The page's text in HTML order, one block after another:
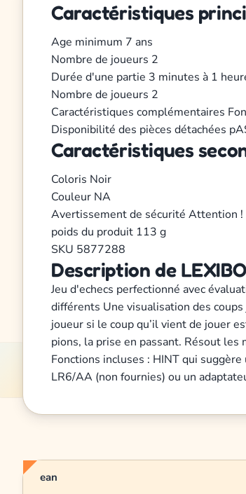
Caractéristiques
Age minimum 7 ans
Nombre de joueurs 2
Durée d'une partie 3 minutes à 1
Nombre de joueurs 2
Caractéristiques complémentaires
Disponibilité des pièces détachées
Caractéristiques
Coloris Noir
Couleur NA
Avertissement de sécurité Attention !
poids du produit 113 g
SKU 5877288
Description de
Jeu d'echecs perfectionné avec
différents Une visualisation des
joueur si le coup qu’il vient de jouer
pions, la prise en passant. Résout
Fonctions incluses : HINT qui
LR6/AA (non fournies) ou un
ean